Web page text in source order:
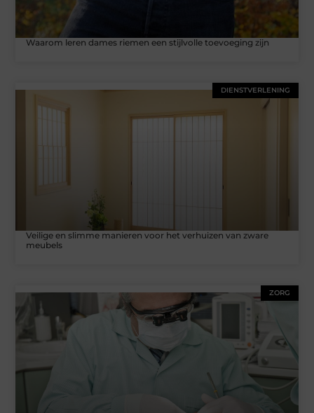
Waarom leren dames riemen een stijlvolle toevoeging zijn
DIENSTVERLENING
Veilige en slimme manieren voor het verhuizen van zware
meubels
ZORG